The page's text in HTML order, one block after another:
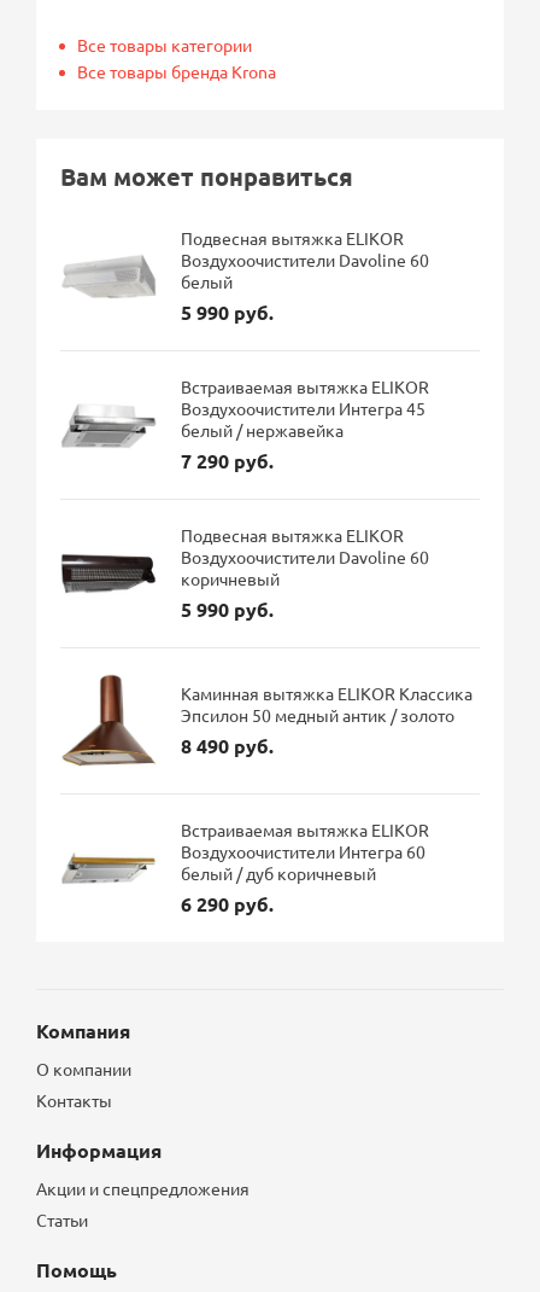
Все товары категории
Все товары бренда Krona
Вам может понравиться
Подвесная вытяжка ELIKOR
Воздухоочистители Davoline 60
белый
5 990 руб.
Встраиваемая вытяжка ELIKOR
Воздухоочистители Интегра 45
белый / нержавейка
7 290 руб.
Подвесная вытяжка ELIKOR
Воздухоочистители Davoline 60
коричневый
5 990 руб.
Каминная вытяжка ELIKOR Классика
Эпсилон 50 медный антик / золото
8 490 руб.
Встраиваемая вытяжка ELIKOR
Воздухоочистители Интегра 60
белый / дуб коричневый
6 290 руб.
Компания
О компании
Контакты
Информация
Акции и спецпредложения
Статьи
Помощь